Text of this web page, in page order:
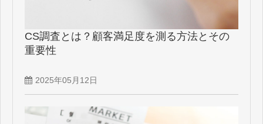
CS調査とは？顧客満足度を測る方法とその
重要性
2025年05月12日